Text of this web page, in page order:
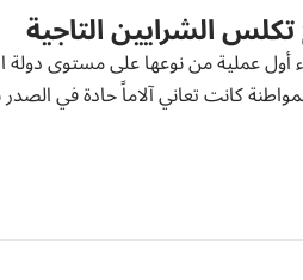
الشرايين التاجية
عملية من نوعها على مستوى دولة
كانت تعاني آلاماً حادة في